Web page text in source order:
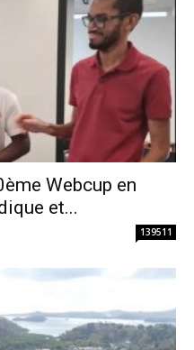
Webcup en
et...
139511